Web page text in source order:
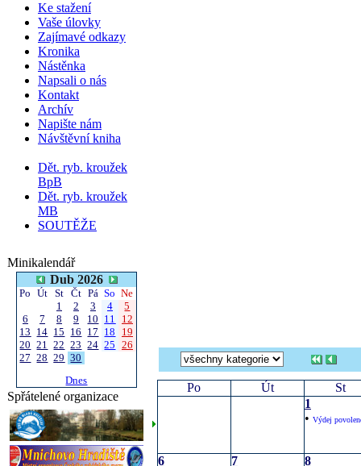
Ke stažení
Vaše úlovky
Zajímavé odkazy
Kronika
Nástěnka
Napsali o nás
Kontakt
Archív
Napište nám
Návštěvní kniha
Dět. ryb. kroužek
BpB
Dět. ryb. kroužek
MB
SOUTĚŽE
Minikalendář
Dub 2026
Po Út St Čt Pá So Ne
1
2 3 4
5
6
7 8 9 10 11
12
13 14 15 16 17 18
19
20 21 22 23 24 25 26
27 28 29 30
Dnes
Spřátelené organizace
Po Út
St
1
• Výdej
6 7 8